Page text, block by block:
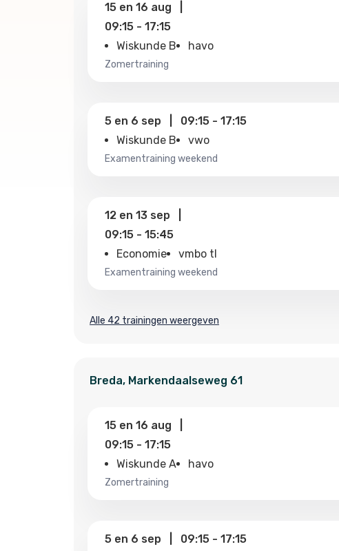
15 en 16 aug
09:15 - 17:15
Wiskunde B
havo
zomertraining
5 en 6 sep 09:15 - 17:15
Wiskunde B
vwo
examentraining weekend
12 en 13 sep
09:15 - 15:45
Economie
vmbo tl
examentraining weekend
Alle 42 trainingen weergeven
Breda, Markendaalseweg 61
15 en 16 aug
09:15 - 17:15
Wiskunde A
havo
zomertraining
5 en 6 sep 09:15 - 17:15